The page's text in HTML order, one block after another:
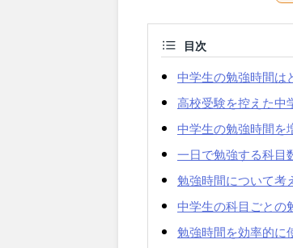
目次
中学生の勉強時間は
高校受験を控えた中
中学生の勉強時間を
一日で勉強する科目
勉強時間について考
中学生の科目ごとの
勉強時間を効率的に